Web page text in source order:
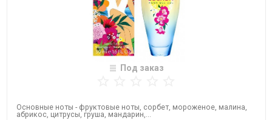
Под заказ
Основные ноты - фруктовые ноты, сорбет, мороженое, малина,
абрикос, цитрусы, груша, мандарин,...